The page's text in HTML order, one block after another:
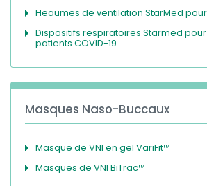
Heaumes de ventilation StarMed pour
Dispositifs respiratoires Starmed
patients COVID-19
Masques Naso-Buccaux
Masque de VNI en gel VariFit™
Masques de VNI BiTrac™